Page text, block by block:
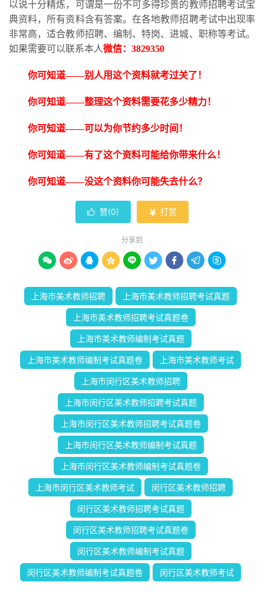
以说十分精炼，可谓是一份不可多得珍贵的教师招聘考试宝
典资料，所有资料含有答案。在各地教师招聘考试中出现率
非常高，适合教师招聘、编制、特岗、进城、职称等考试。
如果需要可以联系本人微信： 3829350
你可知道——别人用这个资料就考过关了！
你可知道——整理这个资料需要花多少精力！
你可知道——可以为你节约多少时间！
你可知道——有了这个资料可能给你带来什么！
你可知道——没这个资料你可能失去什么？
 赞(0)  打赏
分享到
        
上海市美术教师招聘 上海市美术教师招聘考试真题
上海市美术教师招聘考试真题卷
上海市美术教师编制考试真题
上海市美术教师编制考试真题卷 上海市美术教师考试
上海市闵行区美术教师招聘
上海市闵行区美术教师招聘考试真题
上海市闵行区美术教师招聘考试真题卷
上海市闵行区美术教师编制考试真题
上海市闵行区美术教师编制考试真题卷
上海市闵行区美术教师考试 闵行区美术教师招聘
闵行区美术教师招聘考试真题
闵行区美术教师招聘考试真题卷
闵行区美术教师编制考试真题
闵行区美术教师编制考试真题卷 闵行区美术教师考试